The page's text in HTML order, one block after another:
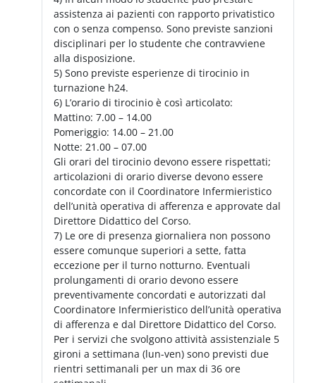
assistenza ai pazienti con rapporto privatistico
con o senza compenso. Sono previste sanzioni
disciplinari per lo studente che contravviene
alla disposizione.
5) Sono previste esperienze di tirocinio in
turnazione h24.
6) L’orario di tirocinio è così articolato:
Mattino: 7.00 – 14.00
Pomeriggio: 14.00 – 21.00
Notte: 21.00 – 07.00
Gli orari del tirocinio devono essere rispettati;
articolazioni di orario diverse devono essere
concordate con il Coordinatore Infermieristico
dell’unità operativa di afferenza e approvate dal
Direttore Didattico del Corso.
7) Le ore di presenza giornaliera non possono
essere comunque superiori a sette, fatta
eccezione per il turno notturno. Eventuali
prolungamenti di orario devono essere
preventivamente concordati e autorizzati dal
Coordinatore Infermieristico dell’unità operativa
di afferenza e dal Direttore Didattico del Corso.
Per i servizi che svolgono attività assistenziale 5
gironi a settimana (lun-ven) sono previsti due
rientri settimanali per un max di 36 ore